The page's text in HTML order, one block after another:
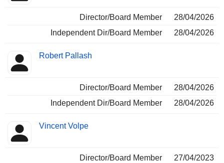
Director/Board Member
28/04/2026
Independent Dir/Board Member
28/04/2026
Robert Pallash
Director/Board Member
28/04/2026
Independent Dir/Board Member
28/04/2026
Vincent Volpe
Director/Board Member
27/04/2023